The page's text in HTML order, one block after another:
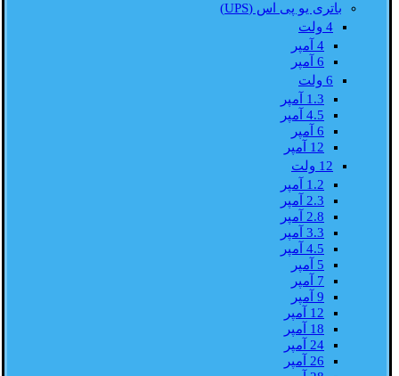
باتری یو پی اس (UPS)
4 ولت
4 آمپر
6 آمپر
6 ولت
1.3 آمپر
4.5 آمپر
6 آمپر
12 آمپر
12 ولت
1.2 آمپر
2.3 آمپر
2.8 آمپر
3.3 آمپر
4.5 آمپر
5 آمپر
7 آمپر
9 آمپر
12 آمپر
18 آمپر
24 آمپر
26 آمپر